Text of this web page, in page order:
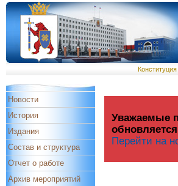
Конституция
Новости
История
Издания
Состав и структура
Отчет о работе
Архив мероприятий
Уважаемые
Перейти на